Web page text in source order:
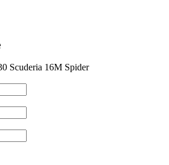
Scuderia 16M Spider